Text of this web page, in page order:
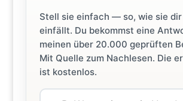
Stell sie einfach — so, wie sie
einfällt. Du bekommst eine
meinen über 20.000 geprüften
Mit Quelle zum Nachlesen. Die
ist kostenlos.